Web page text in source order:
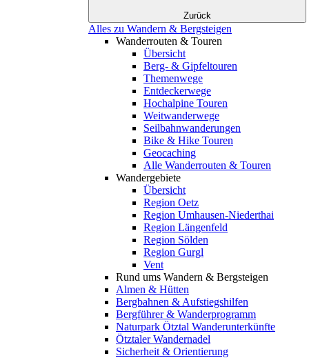
Zurück
Alles zu Wandern & Bergsteigen
Wanderrouten & Touren
Übersicht
Berg- & Gipfeltouren
Themenwege
Entdeckerwege
Hochalpine Touren
Weitwanderwege
Seilbahnwanderungen
Bike & Hike Touren
Geocaching
Alle Wanderrouten & Touren
Wandergebiete
Übersicht
Region Oetz
Region Umhausen-Niederthai
Region Längenfeld
Region Sölden
Region Gurgl
Vent
Rund ums Wandern & Bergsteigen
Almen & Hütten
Bergbahnen & Aufstiegshilfen
Bergführer & Wanderprogramm
Naturpark Ötztal Wanderunterkünfte
Ötztaler Wandernadel
Sicherheit & Orientierung